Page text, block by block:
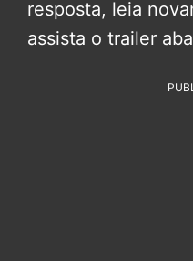
resposta, leia
assista o trailer